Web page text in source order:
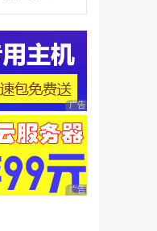
广告 商业广告，理性
广告 商业广告，理性